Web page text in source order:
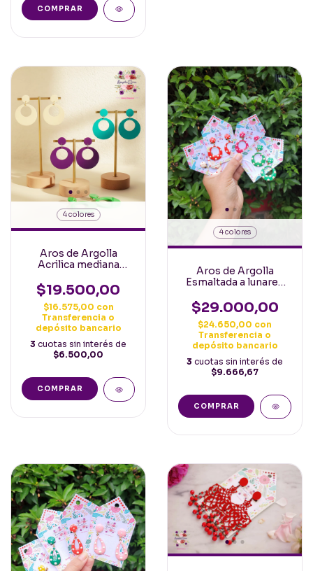
COMPRAR
4 colores
Aros de Argolla
Acrilica mediana
$19.500,00
$16.575,00 con
Transferencia o
depósito bancario
3 cuotas sin interés de
$6.500,00
COMPRAR
4 colores
Aros de Argolla
Esmaltada a lunares
$29.000,00
$24.650,00 con
Transferencia o
depósito bancario
3 cuotas sin interés de
$9.666,67
COMPRAR